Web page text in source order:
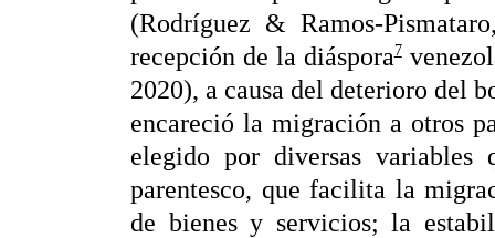
(Rodríguez & Ramos-
recepción de la diáspora7
2020), a causa del deterioro del
encareció la migración a otros
elegido por diversas
parentesco, que facilita la
de bienes y servicios; la